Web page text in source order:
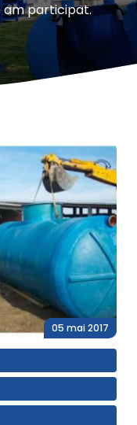
am participat.
05 mai 2017